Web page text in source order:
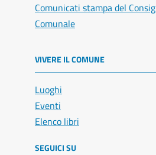
Comunicati stampa del
Comunale
VIVERE IL COMUNE
Luoghi
Eventi
Elenco libri
SEGUICI SU